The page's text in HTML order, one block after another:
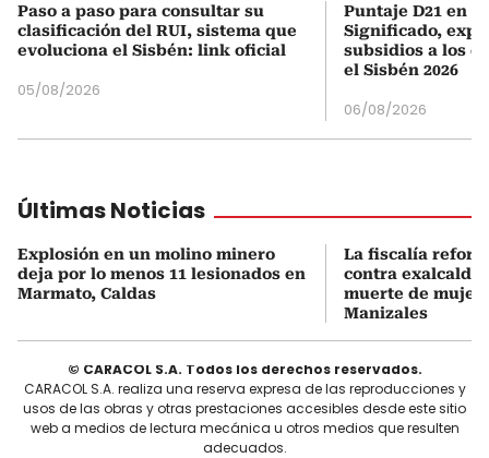
Paso a paso para consultar su
clasificación del RUI, sistema que
evoluciona el Sisbén: link oficial
05/08/2026
Puntaje D21 en
Significado,
subsidios a los
el Sisbén 2026
06/08/2026
Últimas Noticias
Explosión en un molino minero
deja por lo menos 11 lesionados en
Marmato, Caldas
La fiscalía
contra exalcalde
muerte de mujer
Manizales
© CARACOL S.A. Todos los derechos reservados.
CARACOL S.A. realiza una reserva expresa de las reproducciones y
usos de las obras y otras prestaciones accesibles desde este sitio
web a medios de lectura mecánica u otros medios que resulten
adecuados.